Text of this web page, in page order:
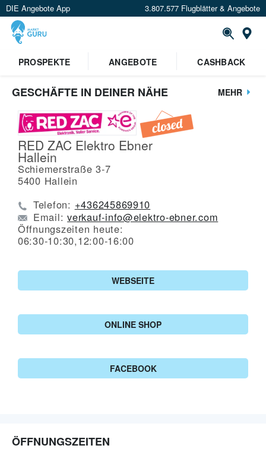
DIE Angebote App 3.807.577 Flugblätter & Angebote
PROSPEKTE
ANGEBOTE CASHBACK
GESCHÄFTE IN DEINER NÄHE MEHR
RED ZAC Elektro Ebner
Hallein
Schiemerstraße 3-7
5400 Hallein
Telefon: +436245869910
Email:verkauf-info@elektro-ebner.com
Öffnungszeiten heute:
06:30-10:30,12:00-16:00
WEBSEITE
ONLINE SHOP
FACEBOOK
ÖFFNUNGSZEITEN